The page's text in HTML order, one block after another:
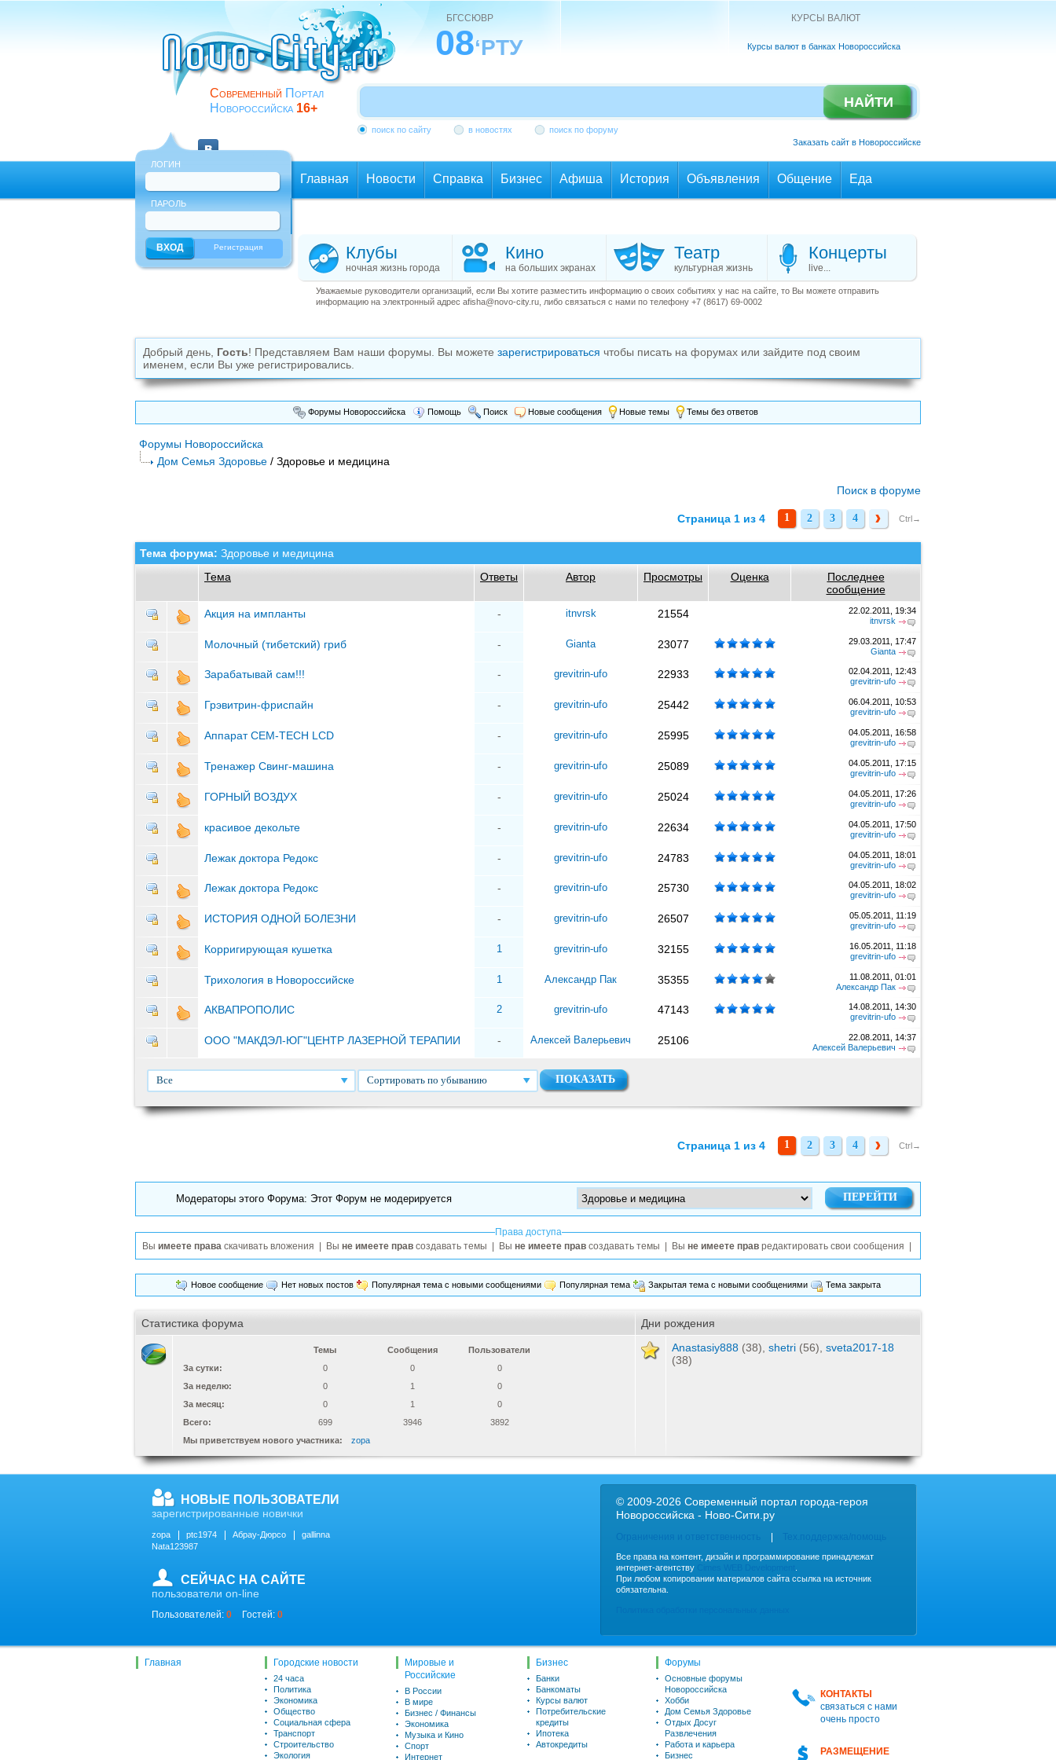
Современный Портал
Новороссийска 16+
БГССЮВР
08‘РТУ
КУРСЫ ВАЛЮТ
Курсы валют в банках Новороссийска
поиск по сайту в новостях
поиск по форуму
Заказать сайт в Новороссийске
ЛОГИН
ПАРОЛЬ
Регистрация
Главная Новости Справка Бизнес Афиша История Объявления Общение Еда
Клубы
ночная жизнь города
Кино
на больших экранах
Театр
культурная жизнь
Концерты
live...
Уважаемые руководители организаций, если Вы хотите разместить информацию о своих событиях у нас на сайте, то Вы можете отправить
информацию на электронный адрес afisha@novo-city.ru, либо связаться с нами по телефону +7 (8617) 69-0002
Добрый день, Гость! Представляем Вам наши форумы. Вы можете зарегистрироваться чтобы писать на форумах или зайдите под своим
именем, если Вы уже регистрировались.
Форумы Новороссийска Помощь Поиск Новые сообщения Новые темы Темы без ответов
Форумы Новороссийска
Дом Семья Здоровье / Здоровье и медицина
Поиск в форуме
Страница 1 из 4 1 2
2 3
3 4
4 Ctrl→
Тема форума: Здоровье и медицина
Тема
Ответы Автор Просмотры Оценка
Последнее
сообщение
Акция на импланты
- itnvrsk 21554
22.02.2011, 19:34
itnvrsk
Молочный (тибетский) гриб - Gianta 23077
29.03.2011, 17:47
Gianta
Зарабатывай сам!!! - grevitrin-ufo 22933
02.04.2011, 12:43
grevitrin-ufo
Грэвитрин-фриспайн - grevitrin-ufo 25442
06.04.2011, 10:53
grevitrin-ufo
Аппарат CEM-TECH LCD - grevitrin-ufo 25995
04.05.2011, 16:58
grevitrin-ufo
Тренажер Свинг-машина - grevitrin-ufo 25089
04.05.2011, 17:15
grevitrin-ufo
ГОРНЫЙ ВОЗДУХ - grevitrin-ufo 25024
04.05.2011, 17:26
grevitrin-ufo
красивое декольте - grevitrin-ufo 22634
04.05.2011, 17:50
grevitrin-ufo
Лежак доктора Редокс - grevitrin-ufo 24783
04.05.2011, 18:01
grevitrin-ufo
Лежак доктора Редокс - grevitrin-ufo 25730
04.05.2011, 18:02
grevitrin-ufo
ИСТОРИЯ ОДНОЙ БОЛЕЗНИ - grevitrin-ufo 26507
05.05.2011, 11:19
grevitrin-ufo
Корригирующая кушетка 1 grevitrin-ufo 32155
16.05.2011, 11:18
grevitrin-ufo
Трихология в Новороссийске 1 Александр Пак 35355
11.08.2011, 01:01
Александр Пак
АКВАПРОПОЛИС 2 grevitrin-ufo 47143
14.08.2011, 14:30
grevitrin-ufo
ООО "МАКДЭЛ-ЮГ"ЦЕНТР ЛАЗЕРНОЙ ТЕРАПИИ - Алексей Валерьевич 25106
22.08.2011, 14:37
Алексей Валерьевич
Все Сортировать по убыванию
Страница 1 из 4 1 2
2 3
3 4
4 Ctrl→
Модераторы этого Форума: Этот Форум не модерируется
Права доступа
Вы имеете права скачивать вложения | Вы не имеете прав создавать темы | Вы не имеете прав создавать темы | Вы не имеете прав
Новое сообщение Нет новых постов Популярная тема с новыми сообщениями Популярная тема Закрытая тема с новыми сообщениями Тема закрыта
Статистика форума Дни рождения
Темы Сообщения
Пользователи
За сутки:
0 0
0
За неделю:
0 1
0
За месяц:
0 1
0
Всего:
699 3946
3892
Мы приветствуем нового участника:
zopa
Anastasiy888 (38), shetri (56), sveta2017-18
(38)
© 2009-2026 Современный портал города-героя
Новороссийска - Ново-Сити.ру
Все права на контент, дизайн и программирование принадлежат
интернет-агентству
При любом копировании материалов сайта ссылка на источник
обязательна.
НОВЫЕ ПОЛЬЗОВАТЕЛИ
зарегистрированные новички
zopa ptc1974 Абрау-Дюрсо
gallinna
Nata123987
СЕЙЧАС НА САЙТЕ
пользователи on-line
Пользователей: 0 Гостей: 0
КОНТАКТЫ
связаться с нами
очень просто
РАЗМЕЩЕНИЕ
Главная Городские новости
24 часа
Политика
Экономика
Общество
Социальная сфера
Транспорт
Строительство
Экология
Мировые и
Российские
В России
В мире
Бизнес / Финансы
Экономика
Музыка и Кино
Спорт
Интернет
Бизнес
Банки
Банкоматы
Курсы валют
Потребительские
кредиты
Ипотека
Автокредиты
Форумы
Основные форумы
Новороссийска
Хобби
Дом Семья Здоровье
Отдых Досуг
Развлечения
Работа и карьера
Бизнес